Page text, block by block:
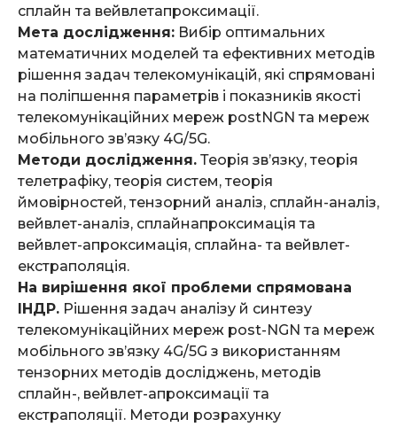
сплайн та вейвлетапроксимації.
Мета дослідження: Вибір оптимальних
математичних моделей та ефективних методів
рішення задач телекомунікацій, які спрямовані
на поліпшення параметрів і показників якості
телекомунікаційних мереж postNGN та мереж
мобільного зв’язку 4G/5G.
Методи дослідження. Теорія зв’язку, теорія
телетрафіку, теорія систем, теорія
ймовірностей, тензорний аналіз, сплайн-аналіз,
вейвлет-аналіз, сплайнапроксимація та
вейвлет-апроксимація, сплайна- та вейвлет-
екстраполяція.
На вирішення якої проблеми спрямована
ІНДР. Рішення задач аналізу й синтезу
телекомунікаційних мереж post-NGN та мереж
мобільного зв’язку 4G/5G з використанням
тензорних методів досліджень, методів
сплайн-, вейвлет-апроксимації та
екстраполяції. Методи розрахунку